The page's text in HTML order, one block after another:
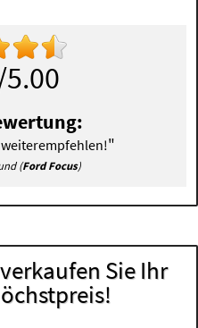
"
(Ford Focus)
verkaufen Sie Ihr